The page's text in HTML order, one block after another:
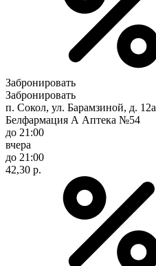
Забронировать
Забронировать
п. Сокол, ул. Барамзиной, д. 12а
Белфармация А Аптека №54
до 21:00
вчера
до 21:00
42,30 р.